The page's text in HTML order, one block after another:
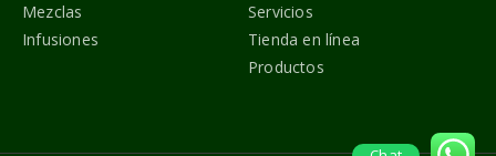
Mezclas
Infusiones
Servicios
Tienda en línea
Productos